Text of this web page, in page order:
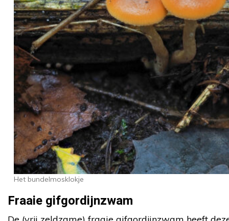
Het bundelmosklokje
Fraaie gifgordijnzwam